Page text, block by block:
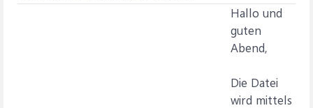
Hallo und
guten
Abend,
Die Datei
wird mittels